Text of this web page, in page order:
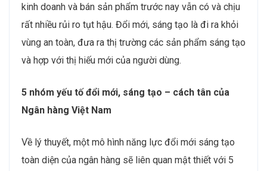
kinh doanh và bán sản phẩm trước nay vẫn có và chịu
rất nhiều rủi ro tụt hậu. Đổi mới, sáng tạo là đi ra khỏi
vùng an toàn, đưa ra thị trường các sản phẩm sáng tạo
và hợp với thị hiếu mới của người dùng.
5 nhóm yếu tố đổi mới, sáng tạo – cách tân của
Ngân hàng Việt Nam
Về lý thuyết, một mô hình năng lực đổi mới sáng tạo
toàn diện của ngân hàng sẽ liên quan mật thiết với 5